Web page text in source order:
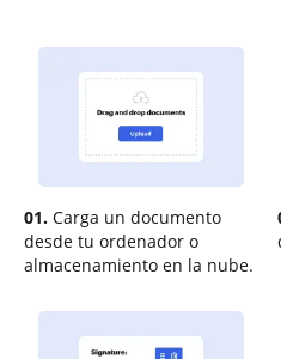
01. Carga un documento
desde tu ordenador o
almacenamiento en la nube.